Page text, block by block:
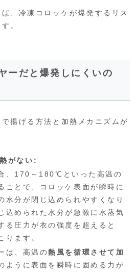
、冷凍コロッケが爆発するリス
。
ーだと爆発しにくいの
揚げる方法と加熱メカニズムが
がない:
、170～180℃といった高温の
ことで、コロッケ表面が瞬時に
水分が閉じ込められやすくなり
込められた水分が急激に水蒸気
る圧力が衣の強度を超えると
ります。
は、高温の熱風を循環させて加
ように表面を瞬時に固める力が